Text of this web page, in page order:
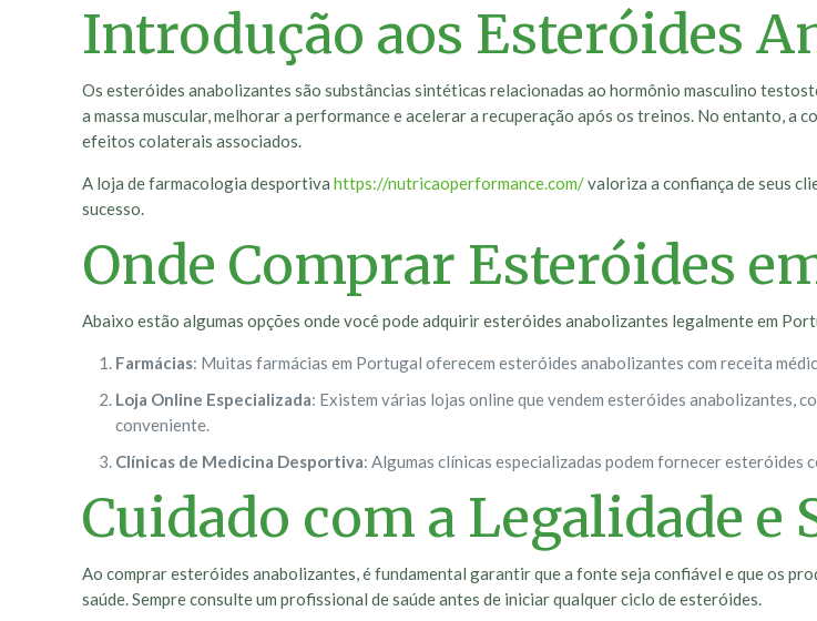
Introdução aos Esteróides
Os esteróides anabolizantes são substâncias sintéticas relacionadas ao hormônio masculino
a massa muscular, melhorar a performance e acelerar a recuperação após os treinos. No entanto, a
efeitos colaterais associados.
A loja de farmacologia desportivahttps://nutricaoperformance.com/valoriza a confiança de seus
sucesso.
Onde Comprar Esteróides
Abaixo estão algumas opções onde você pode adquirir esteróides anabolizantes legalmente em
Farmácias: Muitas farmácias em Portugal oferecem esteróides anabolizantes com receita
Loja Online Especializada: Existem várias lojas online que vendem esteróides anabolizantes,
conveniente.
Clínicas de Medicina Desportiva: Algumas clínicas especializadas podem fornecer
Cuidado com a Legalidade e
Ao comprar esteróides anabolizantes, é fundamental garantir que a fonte seja confiável e que os
saúde. Sempre consulte um profissional de saúde antes de iniciar qualquer ciclo de esteróides.